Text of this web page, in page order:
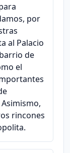
por
al Palacio
de
el
Asimismo,
rincones